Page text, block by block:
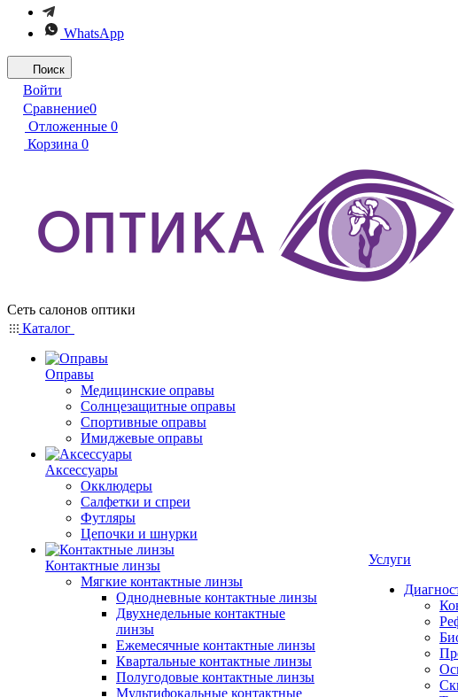
WhatsApp
Поиск
Войти
Сравнение0
Отложенные 0
Корзина 0
Сеть салонов оптики
Каталог
Оправы
Медицинские оправы
Солнцезащитные оправы
Спортивные оправы
Имиджевые оправы
Аксессуары
Окклюдеры
Салфетки и спреи
Футляры
Цепочки и шнурки
Контактные линзы
Мягкие контактные линзы
Однодневные контактные линзы
Двухнедельные контактные
линзы
Ежемесячные контактные линзы
Квартальные контактные линзы
Полугодовые контактные линзы
Мультифокальные контактные
Услуги